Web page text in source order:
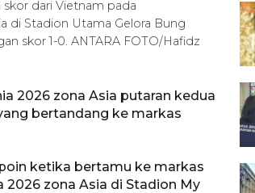
dari Vietnam pada
di Stadion Utama Gelora Bung
skor 1-0. ANTARA FOTO/Hafidz
2026 zona Asia putaran kedua
bertandang ke markas
ketika bertamu ke markas
2026 zona Asia di Stadion My